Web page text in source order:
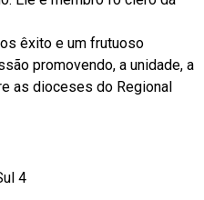
êxito e um frutuoso
promovendo, a unidade, a
as dioceses do Regional
4